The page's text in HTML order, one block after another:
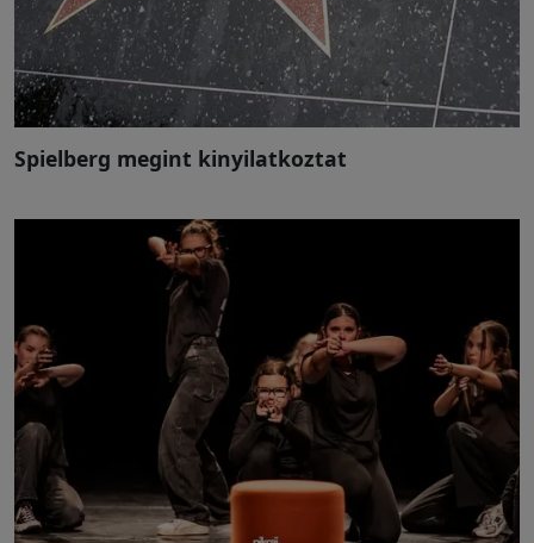
Spielberg megint kinyilatkoztat